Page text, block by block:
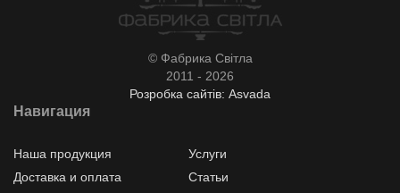
© Фабрика Світла
2011 - 2026
Розробка сайтів: Asvada
Навигация
Наша продукция
Услуги
Доставка и оплата
Статьи